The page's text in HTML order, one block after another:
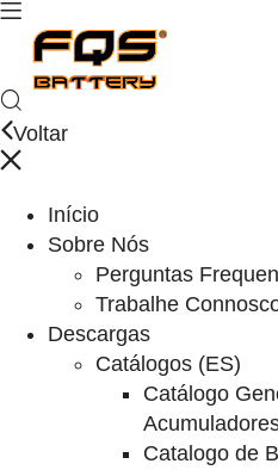
Voltar
Início
Sobre Nós
Perguntas
Trabalhe
Descargas
Catálogos (ES)
Catálogo
Catalogo de